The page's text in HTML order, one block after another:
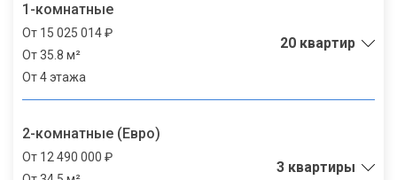
1-комнатные
От 15 025 014 ₽
От 35.8 м²
От 4 этажа
20 квартир
2-комнатные (Евро)
От 12 490 000 ₽
3 квартиры